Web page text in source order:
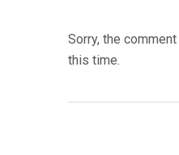
Sorry, the
this time.